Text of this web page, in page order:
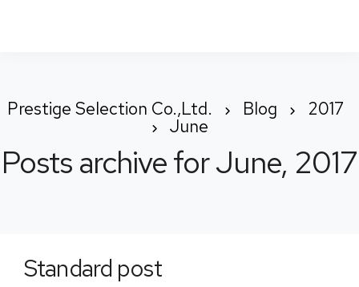
Prestige Selection Co.,Ltd. Blog
2017
June
Posts archive for June, 2017
Standard post